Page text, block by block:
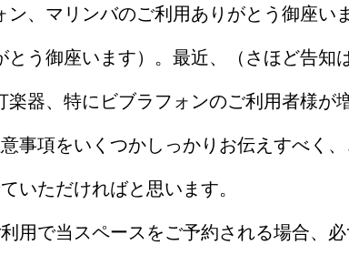
ン、マリンバのご利用ありがとう御座い
とう御座います）。最近、（さほど告知
楽器、特にビブラフォンのご利用者様が
事項をいくつかしっかりお伝えすべく
いただければと思います。
用で当スペースをご予約される場合、